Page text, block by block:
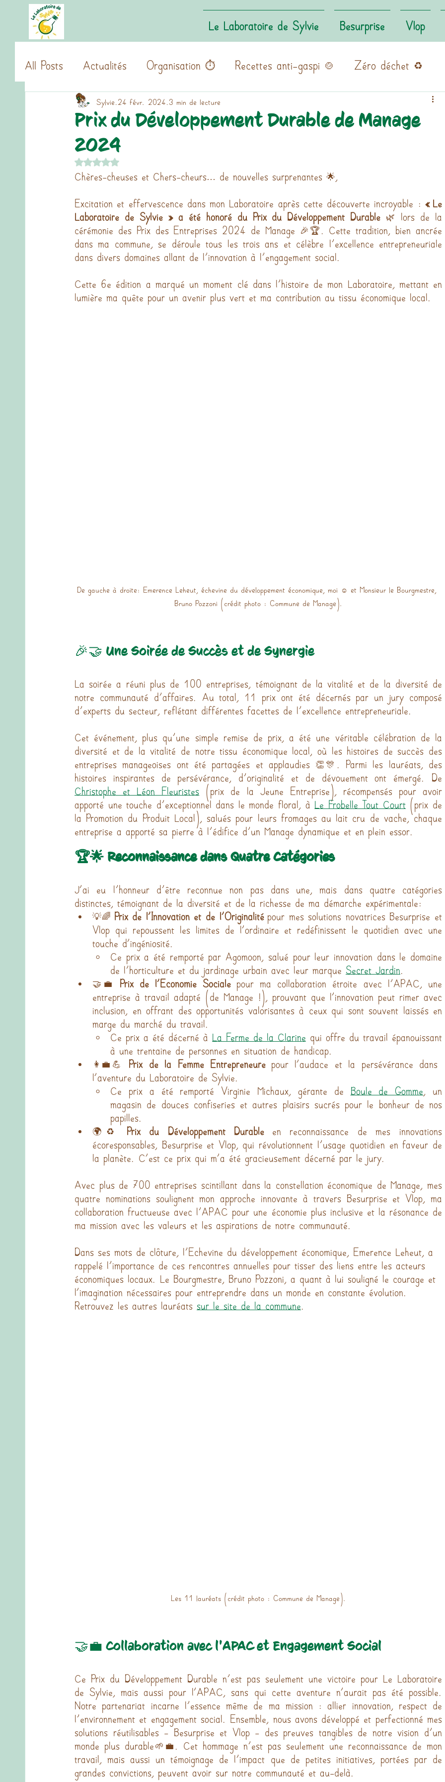
Le Laboratoire de Sylvie Besurprise Vlop
All Posts Actualités Organisation ⏱️ Recettes anti-gaspi 🍲 Zéro déchet ♻️
Prix du Développement Durable de Manage
2024
Sylvie 24 févr. 2024 3 min de lecture
Noté NaN étoiles sur 5.
Chères-cheuses et Chers-cheurs… de nouvelles surprenantes 🌟,
Excitation et effervescence dans mon Laboratoire après cette découverte incroyable : « Le
Laboratoire de Sylvie » a été honoré du Prix du Développement Durable 🌿 lors de la
cérémonie des Prix des Entreprises 2024 de Manage 🎉🏆. Cette tradition, bien ancrée
dans ma commune, se déroule tous les trois ans et célèbre l'excellence entrepreneuriale
dans divers domaines allant de l'innovation à l'engagement social.
Cette 6e édition a marqué un moment clé dans l'histoire de mon Laboratoire, mettant en
lumière ma quête pour un avenir plus vert et ma contribution au tissu économique local.
De gauche à droite: Emerence Leheut, échevine du développement économique, moi ☺️ et Monsieur le Bourgmestre,
Bruno Pozzoni (crédit photo : Commune de Manage).
🎉🤝 Une Soirée de Succès et de Synergie
La soirée a réuni plus de 100 entreprises, témoignant de la vitalité et de la diversité de
notre communauté d'affaires. Au total, 11 prix ont été décernés par un jury composé
d'experts du secteur, reflétant différentes facettes de l'excellence entrepreneuriale.
Cet événement, plus qu'une simple remise de prix, a été une véritable célébration de la
diversité et de la vitalité de notre tissu économique local, où les histoires de succès des
entreprises manageoises ont été partagées et applaudies 👏🎊. Parmi les lauréats, des
Christophe et Léon Fleuristes (prix de la Jeune Entreprise), récompensés pour avoir
apporté une touche d'exceptionnel dans le monde floral, à Le Frobelle Tout Court (prix de
la Promotion du Produit Local), salués pour leurs fromages au lait cru de vache, chaque
entreprise a apporté sa pierre à l'édifice d'un Manage dynamique et en plein essor.
🏆🌟 Reconnaissance dans Quatre Catégories
J’ai eu l'honneur d'être reconnue non pas dans une, mais dans quatre catégories
distinctes, témoignant de la diversité et de la richesse de ma démarche expérimentale:
💡🌈 Prix de l’Innovation et de l’Originalité pour mes solutions novatrices Besurprise et
Vlop qui repoussent les limites de l’ordinaire et redéfinissent le quotidien avec une
touche d’ingéniosité.
Ce prix a été remporté par Agomoon, salué pour leur innovation dans le domaine
de l'horticulture et du jardinage urbain avec leur marque Secret Jardin
Prix de l’Economie Sociale pour ma collaboration étroite avec l'APAC, une
entreprise à travail adapté (de Manage !), prouvant que l’innovation peut rimer avec
inclusion, en offrant des opportunités valorisantes à ceux qui sont souvent laissés en
marge du marché du travail.
Ce prix a été décerné à La Ferme de la Clarine qui offre du travail épanouissant
à une trentaine de personnes en situation de handicap.
👩‍💼💪 Prix de la Femme Entrepreneure pour l’audace et la persévérance dans
l’aventure du Laboratoire de Sylvie.
Ce prix a été remporté Virginie Michaux, gérante de Boule de Gomme
magasin de douces confiseries et autres plaisirs sucrés pour le bonheur de nos
papilles.
🌍♻️ Prix du Développement Durable en reconnaissance de mes innovations
écoresponsables, Besurprise et Vlop, qui révolutionnent l'usage quotidien en faveur de
la planète. C’est ce prix qui m’a été gracieusement décerné par le jury.
Avec plus de 700 entreprises scintillant dans la constellation économique de Manage, mes
quatre nominations soulignent mon approche innovante à travers Besurprise et Vlop, ma
collaboration fructueuse avec l'APAC pour une économie plus inclusive et la résonance de
ma mission avec les valeurs et les aspirations de notre communauté.
Dans ses mots de clôture, l'Echevine du développement économique, Emerence Leheut, a
rappelé l'importance de ces rencontres annuelles pour tisser des liens entre les acteurs
économiques locaux. Le Bourgmestre, Bruno Pozzoni, a quant à lui souligné le courage et
l’imagination nécessaires pour entreprendre dans un monde en constante évolution.
Retrouvez les autres lauréats sur le site de la commune
Les 11 lauréats (crédit photo : Commune de Manage).
🤝💼 Collaboration avec l'APAC et Engagement Social
Ce Prix du Développement Durable n'est pas seulement une victoire pour Le Laboratoire
de Sylvie, mais aussi pour l’APAC, sans qui cette aventure n’aurait pas été possible.
Notre partenariat incarne l'essence même de ma mission : allier innovation, respect de
l'environnement et engagement social. Ensemble, nous avons développé et perfectionné mes
solutions réutilisables - Besurprise et Vlop - des preuves tangibles de notre vision d'un
monde plus durable🌱💼. Cet hommage n'est pas seulement une reconnaissance de mon
travail, mais aussi un témoignage de l'impact que de petites initiatives, portées par de
grandes convictions, peuvent avoir sur notre communauté et au-delà.